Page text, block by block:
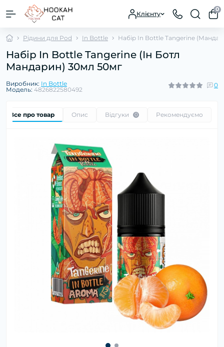
Клієнту
0
Рідини для Pod In Bottle Набір In Bottle Tangerine
Набір In Bottle Tangerine (Ін Ботл
Мандарин) 30мл 50мг
Виробник: In Bottle
Модель: 4826822580492
0
Все про товар Опис Відгуки 0 Рекомендуємо